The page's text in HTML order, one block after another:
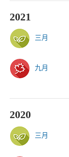
2021
三月
九月
2020
三月